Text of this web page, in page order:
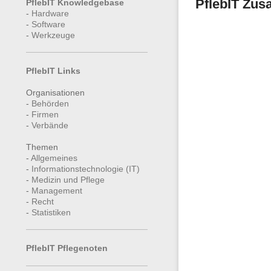
PflebIT Knowledgebase
- Hardware
- Software
- Werkzeuge
PflebIT Links
Organisationen
- Behörden
- Firmen
- Verbände
Themen
- Allgemeines
- Informationstechnologie (IT)
- Medizin und Pflege
- Management
- Recht
- Statistiken
PflebIT Pflegenoten
PflebIT